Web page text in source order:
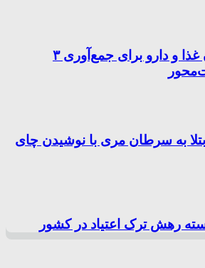
دستور سازمان غذا و دارو برای جمع‌آوری ۳
به سرطان مری با نوشیدن چای
رهش ترک اعتیاد در کشور